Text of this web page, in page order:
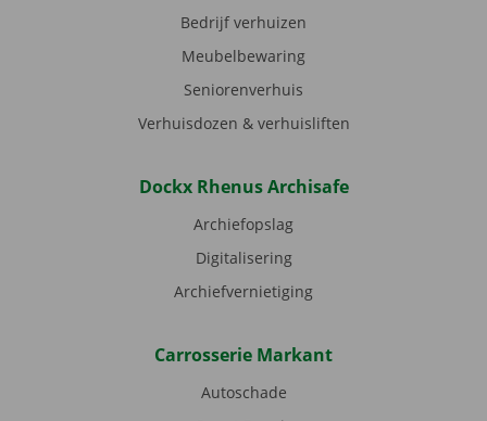
Bedrijf verhuizen
Meubelbewaring
Seniorenverhuis
Verhuisdozen & verhuisliften
Dockx Rhenus Archisafe
Archiefopslag
Digitalisering
Archiefvernietiging
Carrosserie Markant
Autoschade